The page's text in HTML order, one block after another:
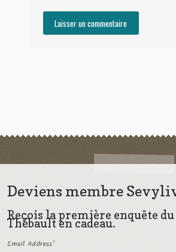
Deviens membre
Reçois la première enquête
Thébault en cadeau.
Email Address*